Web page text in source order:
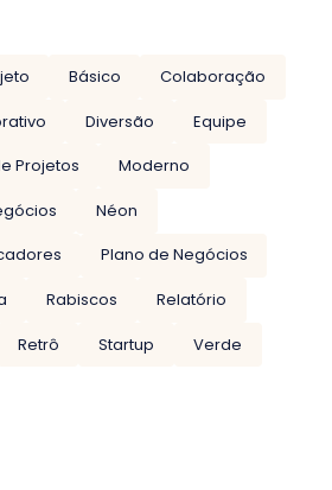
Básico
Colaboração
Diversão
Equipe
Projetos
Moderno
Néon
Plano de Negócios
Rabiscos
Relatório
Retrô Startup
Verde